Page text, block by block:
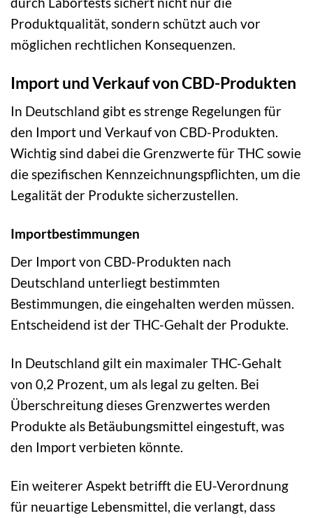
Produktqualität, sondern schützt auch vor
möglichen rechtlichen Konsequenzen.
Import und Verkauf von CBD-Produkten
In Deutschland gibt es strenge Regelungen für
den Import und Verkauf von CBD-Produkten.
Wichtig sind dabei die Grenzwerte für THC sowie
die spezifischen Kennzeichnungspflichten, um die
Legalität der Produkte sicherzustellen.
Importbestimmungen
Der Import von CBD-Produkten nach
Deutschland unterliegt bestimmten
Bestimmungen, die eingehalten werden müssen.
Entscheidend ist der THC-Gehalt der Produkte.
In Deutschland gilt ein maximaler THC-Gehalt
von 0,2 Prozent, um als legal zu gelten. Bei
Überschreitung dieses Grenzwertes werden
Produkte als Betäubungsmittel eingestuft, was
den Import verbieten könnte.
Ein weiterer Aspekt betrifft die EU-Verordnung
für neuartige Lebensmittel, die verlangt, dass